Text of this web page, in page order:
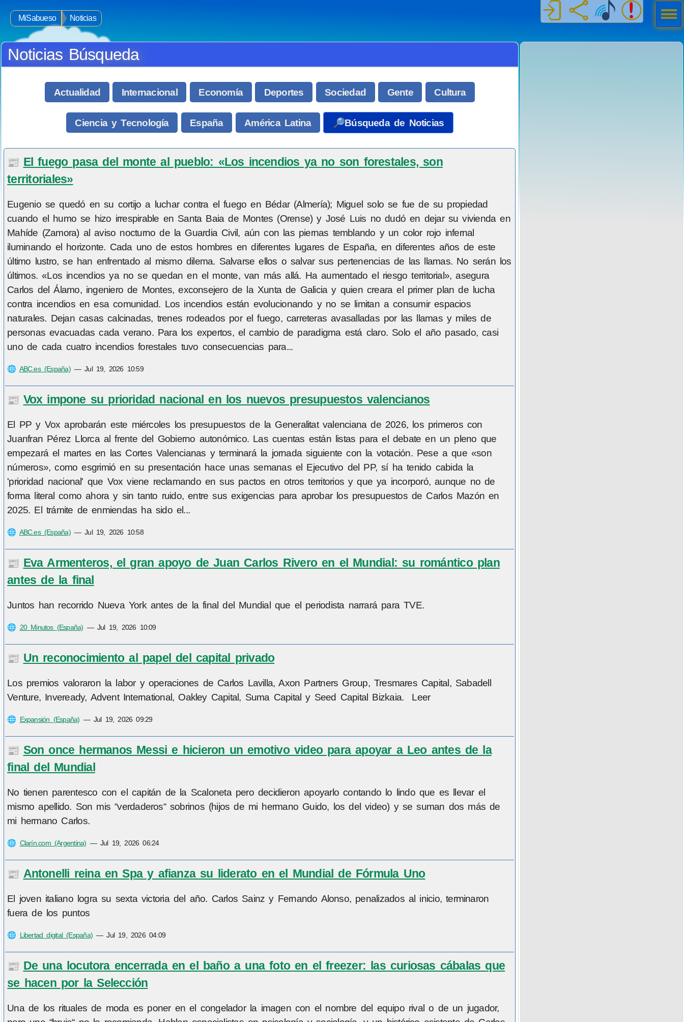
MiSabueso Noticias
Noticias Búsqueda
Actualidad Internacional Economía Deportes Sociedad Gente Cultura
Ciencia y Tecnología España América Latina 🔎Búsqueda de Noticias
📰 El fuego pasa del monte al pueblo: «Los incendios ya no son forestales, son
territoriales»
Eugenio se quedó en su cortijo a luchar contra el fuego en Bédar (Almería); Miguel solo se fue de su propiedad
cuando el humo se hizo irrespirable en Santa Baia de Montes (Orense) y José Luis no dudó en dejar su vivienda en
Mahíde (Zamora) al aviso nocturno de la Guardia Civil, aún con las piernas temblando y un color rojo infernal
iluminando el horizonte. Cada uno de estos hombres en diferentes lugares de España, en diferentes años de este
último lustro, se han enfrentado al mismo dilema. Salvarse ellos o salvar sus pertenencias de las llamas. No serán los
últimos. «Los incendios ya no se quedan en el monte, van más allá. Ha aumentado el riesgo territorial», asegura
Carlos del Álamo, ingeniero de Montes, exconsejero de la Xunta de Galicia y quien creara el primer plan de lucha
contra incendios en esa comunidad. Los incendios están evolucionando y no se limitan a consumir espacios
naturales. Dejan casas calcinadas, trenes rodeados por el fuego, carreteras avasalladas por las llamas y miles de
personas evacuadas cada verano. Para los expertos, el cambio de paradigma está claro. Solo el año pasado, casi
uno de cada cuatro incendios forestales tuvo consecuencias para...
🌐 ABC.es (España)—Jul 19, 2026 10:59
📰 Vox impone su prioridad nacional en los nuevos presupuestos valencianos
El PP y Vox aprobarán este miércoles los presupuestos de la Generalitat valenciana de 2026, los primeros con
Juanfran Pérez Llorca al frente del Gobierno autonómico. Las cuentas están listas para el debate en un pleno que
empezará el martes en las Cortes Valencianas y terminará la jornada siguiente con la votación. Pese a que «son
números», como esgrimió en su presentación hace unas semanas el Ejecutivo del PP, sí ha tenido cabida la
'prioridad nacional' que Vox viene reclamando en sus pactos en otros territorios y que ya incorporó, aunque no de
forma literal como ahora y sin tanto ruido, entre sus exigencias para aprobar los presupuestos de Carlos Mazón en
2025. El trámite de enmiendas ha sido el...
🌐 ABC.es (España)—Jul 19, 2026 10:58
📰 Eva Armenteros, el gran apoyo de Juan Carlos Rivero en el Mundial: su romántico plan
antes de la final
Juntos han recorrido Nueva York antes de la final del Mundial que el periodista narrará para TVE.
🌐 20 Minutos (España) —Jul 19, 2026 10:09
📰 Un reconocimiento al papel del capital privado
Los premios valoraron la labor y operaciones de Carlos Lavilla, Axon Partners Group, Tresmares Capital, Sabadell
Venture, Inveready, Advent International, Oakley Capital, Suma Capital y Seed Capital Bizkaia. Leer
🌐 Expansión (España) — Jul 19, 2026 09:29
📰 Son once hermanos Messi e hicieron un emotivo video para apoyar a Leo antes de la
final del Mundial
No tienen parentesco con el capitán de la Scaloneta pero decidieron apoyarlo contando lo lindo que es llevar el
mismo apellido. Son mis “verdaderos“ sobrinos (hijos de mi hermano Guido, los del video) y se suman dos más de
mi hermano Carlos.
🌐 Clarín.com (Argentina) — Jul 19, 2026 06:24
📰 Antonelli reina en Spa y afianza su liderato en el Mundial de Fórmula Uno
El joven italiano logra su sexta victoria del año. Carlos Sainz y Fernando Alonso, penalizados al inicio, terminaron
fuera de los puntos
🌐 Libertad digital (España) —Jul 19, 2026 04:09
📰 De una locutora encerrada en el baño a una foto en el freezer: las curiosas cábalas que
se hacen por la Selección
Una de los rituales de moda es poner en el congelador la imagen con el nombre del equipo rival o de un jugador,
Men
ú